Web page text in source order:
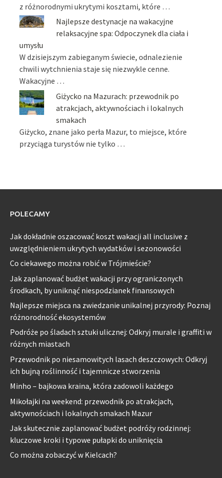
z różnorodnymi ukrytymi kosztami, które …
Najlepsze destynacje na wakacyjne
relaksacyjne spa: Odpoczynek dla ciała i
umysłu
W dzisiejszym zabieganym świecie, odnalezienie
chwili wytchnienia staje się niezwykle cenne.
Wakacyjne …
Giżycko na Mazurach: przewodnik po
atrakcjach, aktywnościach i lokalnych
smakach
Giżycko, znane jako perła Mazur, to miejsce, które
przyciąga turystów nie tylko …
POLECAMY
Jak dokładnie oszacować koszt wakacji all inclusive z
uwzględnieniem ukrytych wydatków i sezonowości
Co ciekawego można robić w Trójmieście?
Jak zaplanować budżet wakacji przy ograniczonych
środkach, by uniknąć niespodzianek finansowych
Najlepsze miejsca na zwiedzanie unikalnej przyrody: Poznaj
różnorodność ekosystemów
Podróże po śladach sztuki ulicznej: Odkryj murale i graffiti w
różnych miastach
Przewodnik po niesamowitych lasach deszczowych: Odkryj
ich bujną roślinność i tajemnicze stworzenia
Minho – bajkowa kraina, która zadowoli każdego
Mikołajki na weekend: przewodnik po atrakcjach,
aktywnościach i lokalnych smakach Mazur
Jak skutecznie zaplanować budżet podróży rodzinnej:
kluczowe kroki i typowe pułapki do uniknięcia
Co można zobaczyć w Kielcach?